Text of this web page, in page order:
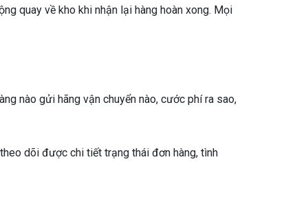
quay về kho khi nhận lại hàng hoàn xong. Mọi
nào gửi hãng vận chuyển nào, cước phí ra sao,
dõi được chi tiết trạng thái đơn hàng, tình